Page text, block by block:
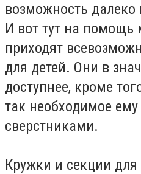
возможность далеко
И вот тут на
приходят
для детей. Они в
доступнее, кроме
так необходимое
сверстниками.
Кружки и секции